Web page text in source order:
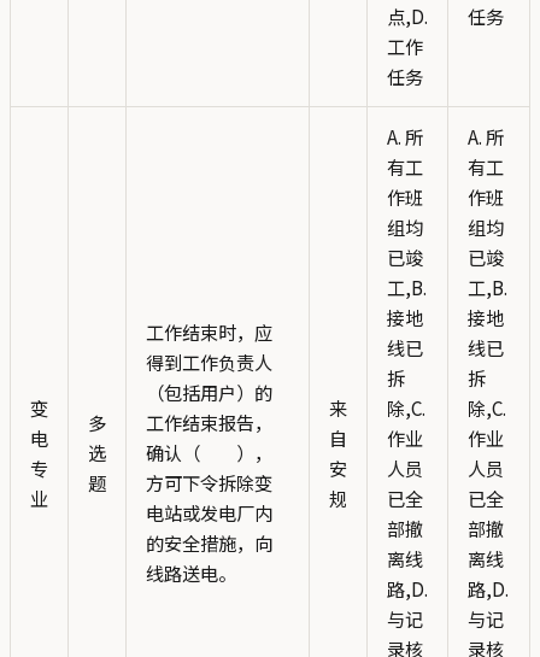
点,D.
工作
任务
任务
变
电
专
业
多
选
题
工作结束时，应
得到工作负责人
（包括用户）的
工作结束报告，
确认（ ），
方可下令拆除变
电站或发电厂内
的安全措施，向
线路送电。
来
自
安
规
A. 所
有工
作班
组均
已竣
工,B.
接地
线已
拆
除,C.
作业
人员
已全
部撤
离线
路,D.
与记
录核
A. 所
有工
作班
组均
已竣
工,B.
接地
线已
拆
除,C.
作业
人员
已全
部撤
离线
路,D.
与记
录核